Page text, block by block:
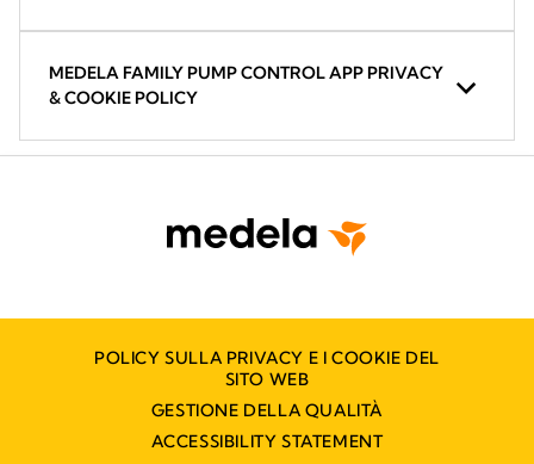
MEDELA FAMILY PUMP CONTROL APP PRIVACY
& COOKIE POLICY
POLICY SULLA PRIVACY E I COOKIE DEL
SITO WEB
GESTIONE DELLA QUALITÀ
ACCESSIBILITY STATEMENT